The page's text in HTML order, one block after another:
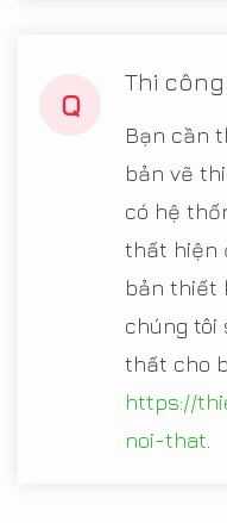
Q
Thi
Bạn cần
bản vẽ
có hệ
thất hiện
bản thiết
chúng tôi
thất cho
https://
noi-that